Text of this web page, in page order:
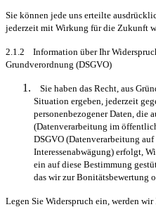
Sie können jede uns erteilte
jederzeit mit Wirkung für die Zukunft
2.1.2 Information über Ihr
Grundverordnung (DSGVO)
Sie haben das Recht, aus
Situation ergeben, jederzeit
personenbezogener Daten, die
(Datenverarbeitung im
DSGVO (Datenverarbeitung
Interessenabwägung) erfolgt,
ein auf diese Bestimmung
das wir zur Bonitätsbewertung
Legen Sie Widerspruch ein, werden